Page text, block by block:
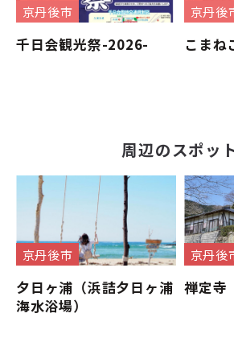
京丹後市
千日会観光祭-2026-
京丹後
こまね
周辺のスポッ
京丹後市
夕日ヶ浦（浜詰夕日ヶ浦
海水浴場）
京丹後
禅定寺